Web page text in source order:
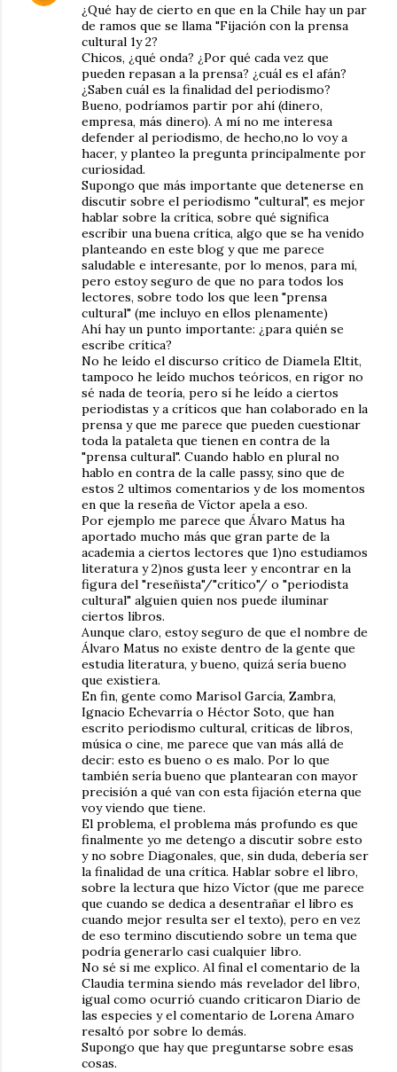
¿Qué hay de cierto en que en la Chile hay un par
de ramos que se llama "Fijación con la prensa
cultural 1y 2?
Chicos, ¿qué onda? ¿Por qué cada vez que
pueden repasan a la prensa? ¿cuál es el afán?
¿Saben cuál es la finalidad del periodismo?
Bueno, podríamos partir por ahí (dinero,
empresa, más dinero). A mí no me interesa
defender al periodismo, de hecho,no lo voy a
hacer, y planteo la pregunta principalmente por
curiosidad.
Supongo que más importante que detenerse en
discutir sobre el periodismo "cultural", es mejor
hablar sobre la crítica, sobre qué significa
escribir una buena crítica, algo que se ha venido
planteando en este blog y que me parece
saludable e interesante, por lo menos, para mí,
pero estoy seguro de que no para todos los
lectores, sobre todo los que leen "prensa
cultural" (me incluyo en ellos plenamente)
Ahí hay un punto importante: ¿para quién se
escribe crítica?
No he leído el discurso crítico de Diamela Eltit,
tampoco he leído muchos teóricos, en rigor no
sé nada de teoría, pero sí he leído a ciertos
periodistas y a críticos que han colaborado en la
prensa y que me parece que pueden cuestionar
toda la pataleta que tienen en contra de la
"prensa cultural". Cuando hablo en plural no
hablo en contra de la calle passy, sino que de
estos 2 ultimos comentarios y de los momentos
en que la reseña de Víctor apela a eso.
Por ejemplo me parece que Álvaro Matus ha
aportado mucho más que gran parte de la
academia a ciertos lectores que 1)no estudiamos
literatura y 2)nos gusta leer y encontrar en la
figura del "reseñista"/"crítico"/ o "periodista
cultural" alguien quien nos puede iluminar
ciertos libros.
Aunque claro, estoy seguro de que el nombre de
Álvaro Matus no existe dentro de la gente que
estudia literatura, y bueno, quizá sería bueno
que existiera.
En fin, gente como Marisol García, Zambra,
Ignacio Echevarría o Héctor Soto, que han
escrito periodismo cultural, criticas de libros,
música o cine, me parece que van más allá de
decir: esto es bueno o es malo. Por lo que
también sería bueno que plantearan con mayor
precisión a qué van con esta fijación eterna que
voy viendo que tiene.
El problema, el problema más profundo es que
finalmente yo me detengo a discutir sobre esto
y no sobre Diagonales, que, sin duda, debería ser
la finalidad de una crítica. Hablar sobre el libro,
sobre la lectura que hizo Víctor (que me parece
que cuando se dedica a desentrañar el libro es
cuando mejor resulta ser el texto), pero en vez
de eso termino discutiendo sobre un tema que
podría generarlo casi cualquier libro.
No sé si me explico. Al final el comentario de la
Claudia termina siendo más revelador del libro,
igual como ocurrió cuando criticaron Diario de
las especies y el comentario de Lorena Amaro
resaltó por sobre lo demás.
Supongo que hay que preguntarse sobre esas
cosas.